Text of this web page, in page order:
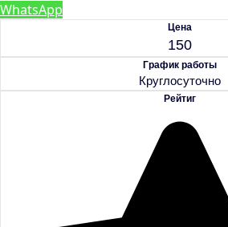
WhatsApp
Цена
150
График работы
Круглосуточно
Рейтиг